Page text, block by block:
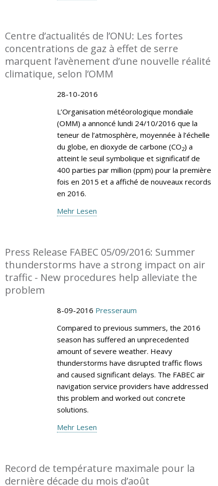
Centre d’actualités de l’ONU: Les fortes
concentrations de gaz à effet de serre
marquent l’avènement d’une nouvelle réalité
climatique, selon l’OMM
28-10-2016
L’Organisation météorologique mondiale
(OMM) a annoncé lundi 24/10/2016 que la
teneur de l’atmosphère, moyennée à l’échelle
du globe, en dioxyde de carbone (CO2) a
atteint le seuil symbolique et significatif de
400 parties par million (ppm) pour la première
fois en 2015 et a affiché de nouveaux records
en 2016.
Mehr Lesen
Press Release FABEC 05/09/2016: Summer
thunderstorms have a strong impact on air
traffic - New procedures help alleviate the
problem
8-09-2016 Presseraum
Compared to previous summers, the 2016
season has suffered an unprecedented
amount of severe weather. Heavy
thunderstorms have disrupted traffic flows
and caused significant delays. The FABEC air
navigation service providers have addressed
this problem and worked out concrete
solutions.
Mehr Lesen
Record de température maximale pour la
dernière décade du mois d’août